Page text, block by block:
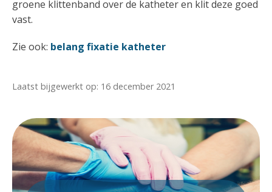
groene klittenband over de katheter en klit deze goed
vast.
Zie ook: belang fixatie katheter
Laatst bijgewerkt op: 16 december 2021